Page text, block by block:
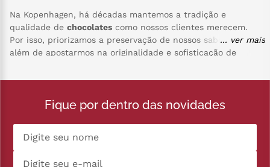
Na Kopenhagen, há décadas mantemos a tradição e
qualidade de chocolates como nossos clientes merecem.
Por isso, priorizamos a preservação de nossos sabores,
além de apostarmos na originalidade e sofisticação de
ampla variedade de opções para que você aproveite cada
em oferecer o melhor em atendimento e produtos,
podemos surpreender as expectativas de nossos clientes.
Proporcionando, assim, momentos inesquecíveis e
... ver mais
Fique por dentro das novidades